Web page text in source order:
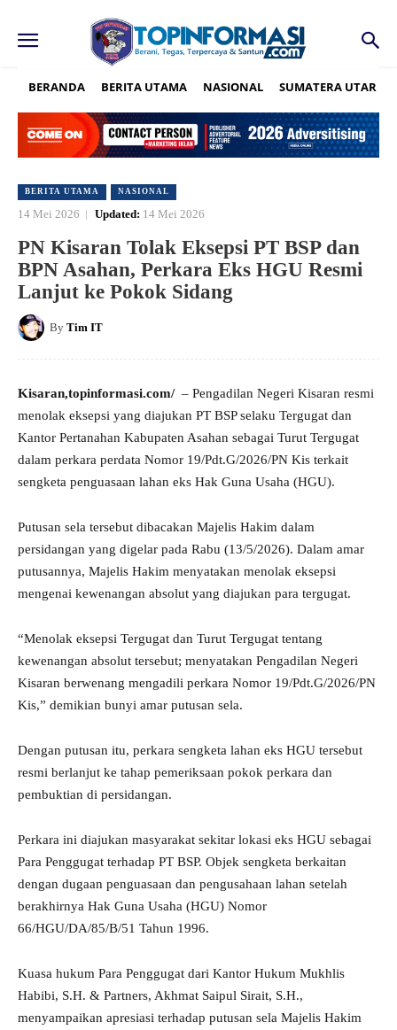
BERANDA BERITA UTAMA NASIONAL SUMATERA UTARA
BERITA UTAMA NASIONAL
14 Mei 2026 Updated: 14 Mei 2026
PN Kisaran Tolak Eksepsi PT BSP dan
BPN Asahan, Perkara Eks HGU Resmi
Lanjut ke Pokok Sidang
By Tim IT
Kisaran,topinformasi.com/– Pengadilan Negeri Kisaran resmi
menolak eksepsi yang diajukan PT BSP selaku Tergugat dan
Kantor Pertanahan Kabupaten Asahan sebagai Turut Tergugat
dalam perkara perdata Nomor 19/Pdt.G/2026/PN Kis terkait
sengketa penguasaan lahan eks Hak Guna Usaha (HGU).
Putusan sela tersebut dibacakan Majelis Hakim dalam
persidangan yang digelar pada Rabu (13/5/2026). Dalam amar
putusannya, Majelis Hakim menyatakan menolak eksepsi
mengenai kewenangan absolut yang diajukan para tergugat.
“Menolak eksepsi Tergugat dan Turut Tergugat tentang
kewenangan absolut tersebut; menyatakan Pengadilan Negeri
Kisaran berwenang mengadili perkara Nomor 19/Pdt.G/2026/PN
Kis,” demikian bunyi amar putusan sela.
Dengan putusan itu, perkara sengketa lahan eks HGU tersebut
resmi berlanjut ke tahap pemeriksaan pokok perkara dan
pembuktian di persidangan.
Perkara ini diajukan masyarakat sekitar lokasi eks HGU sebagai
Para Penggugat terhadap PT BSP. Objek sengketa berkaitan
dengan dugaan penguasaan dan pengusahaan lahan setelah
berakhirnya Hak Guna Usaha (HGU) Nomor
66/HGU/DA/85/B/51 Tahun 1996.
Kuasa hukum Para Penggugat dari Kantor Hukum Mukhlis
Habibi, S.H. & Partners, Akhmat Saipul Sirait, S.H.,
menyampaikan apresiasi terhadap putusan sela Majelis Hakim